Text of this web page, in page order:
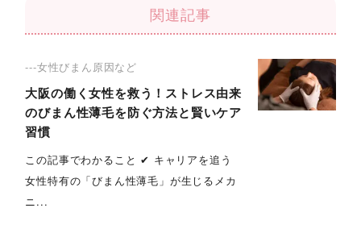
関連記事
---女性びまん原因など
大阪の働く女性を救う！ストレス由来
のびまん性薄毛を防ぐ方法と賢いケア
習慣
この記事でわかること ✔ キャリアを追う
女性特有の「びまん性薄毛」が生じるメカ
ニ...